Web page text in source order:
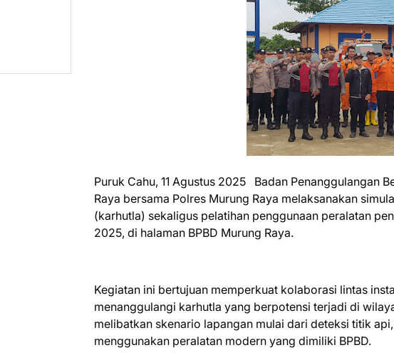
Puruk Cahu, 11 Agustus 2025 Badan Penanggulangan
Raya bersama Polres Murung Raya melaksanakan
(karhutla) sekaligus pelatihan penggunaan peralatan
2025, di halaman BPBD Murung Raya.
Kegiatan ini bertujuan memperkuat kolaborasi lintas
menanggulangi karhutla yang berpotensi terjadi di
melibatkan skenario lapangan mulai dari deteksi titik
menggunakan peralatan modern yang dimiliki BPBD.